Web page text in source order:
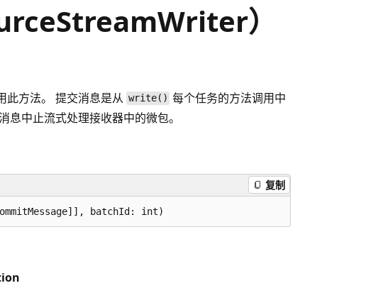
）
此方法。 提交消息是从 write() 每个任务的方法调用中
中止流式处理接收器中的微包。
复制